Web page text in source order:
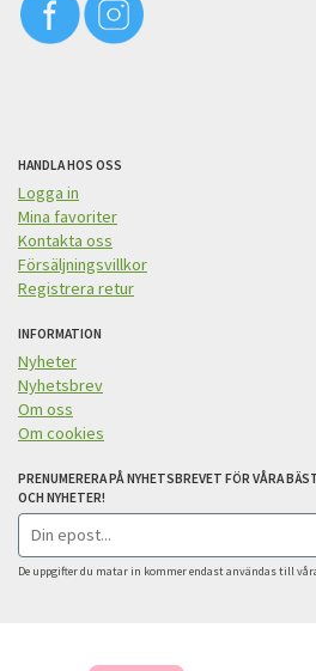
HANDLA HOS OSS
Logga in
Mina favoriter
Kontakta oss
Försäljningsvillkor
Registrera retur
INFORMATION
Nyheter
Nyhetsbrev
Om oss
Om cookies
PRENUMERERA PÅ NYHETSBREVET FÖR VÅRA
OCH NYHETER!
E-
postadress
De uppgifter du matar in kommer endast användas till